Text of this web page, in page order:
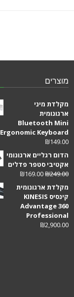
מוצרים
מקלדת מיני
ארגונומית
Bluetooth Mini
Ergonomic Keyboard
₪149.00
הדום רגליים ארגונומי
אקטיבי סטפר פדלים
₪249.00
₪169.00
מקלדת ארגונומית
קינסיס KINESIS
Advantage 360
Professional
₪2,900.00